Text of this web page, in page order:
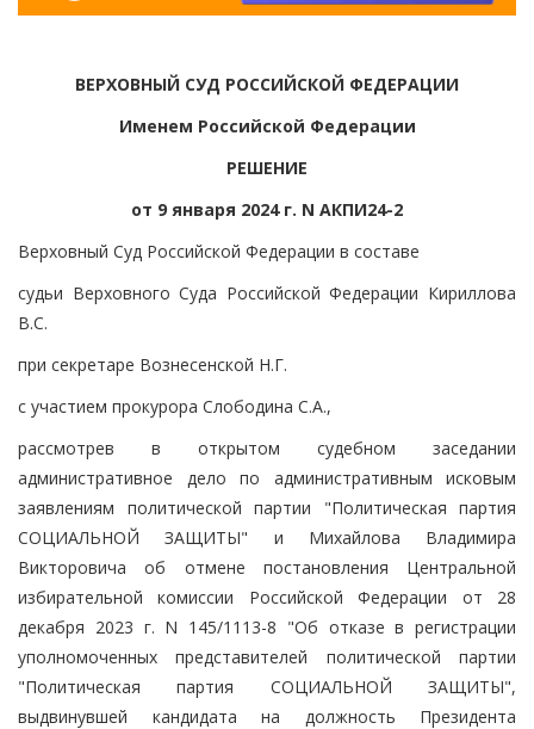
ВЕРХОВНЫЙ СУД РОССИЙСКОЙ ФЕДЕРАЦИИ
Именем Российской Федерации
РЕШЕНИЕ
от 9 января 2024 г. N АКПИ24-2
Верховный Суд Российской Федерации в составе
судьи Верховного Суда Российской Федерации Кириллова
В.С.
при секретаре Вознесенской Н.Г.
с участием прокурора Слободина С.А.,
рассмотрев в открытом судебном заседании
административное дело по административным исковым
заявлениям политической партии "Политическая партия
СОЦИАЛЬНОЙ ЗАЩИТЫ" и Михайлова Владимира
Викторовича об отмене постановления Центральной
избирательной комиссии Российской Федерации от 28
декабря 2023 г. N 145/1113-8 "Об отказе в регистрации
уполномоченных представителей политической партии
"Политическая партия СОЦИАЛЬНОЙ ЗАЩИТЫ",
выдвинувшей кандидата на должность Президента